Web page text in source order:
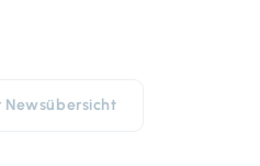
Newsübersicht